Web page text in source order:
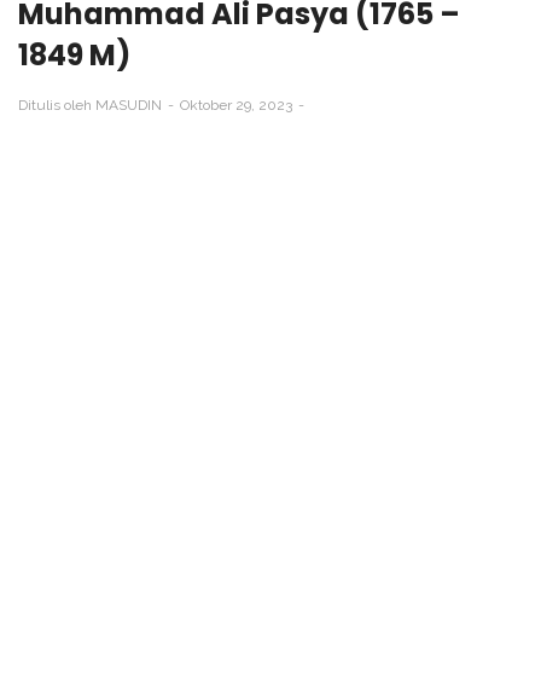
Muhammad Ali Pasya (1765 –
1849 M)
Ditulis oleh MASUDIN Oktober 29, 2023